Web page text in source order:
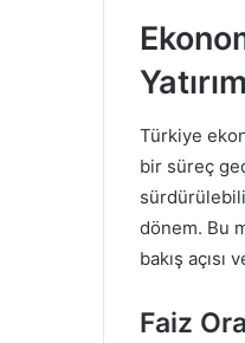
Türkiye
bir süreç
dönem. Bu
bakış açısı
Faiz